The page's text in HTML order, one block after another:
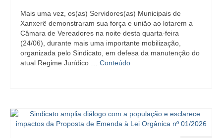
Mais uma vez, os(as) Servidores(as) Municipais de
Xanxerê demonstraram sua força e união ao lotarem a
Câmara de Vereadores na noite desta quarta-feira
(24/06), durante mais uma importante mobilização,
organizada pelo Sindicato, em defesa da manutenção do
atual Regime Jurídico … Conteúdo